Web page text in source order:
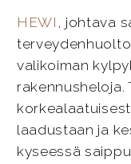
HEWI , johtava
valikoiman
laadustaan ja
kyseessä